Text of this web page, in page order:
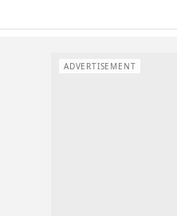
ADVERTISEMENT